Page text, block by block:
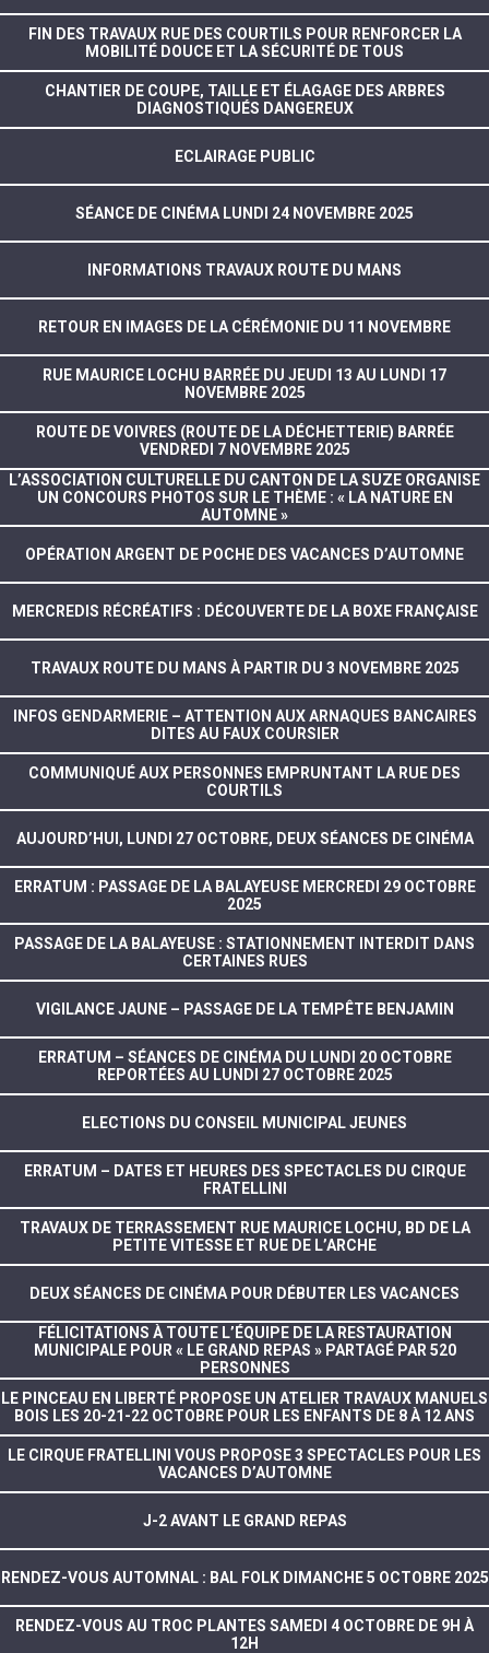
FIN DES TRAVAUX RUE DES COURTILS POUR RENFORCER LA
MOBILITÉ DOUCE ET LA SÉCURITÉ DE TOUS
CHANTIER DE COUPE, TAILLE ET ÉLAGAGE DES ARBRES
DIAGNOSTIQUÉS DANGEREUX
ECLAIRAGE PUBLIC
SÉANCE DE CINÉMA LUNDI 24 NOVEMBRE 2025
INFORMATIONS TRAVAUX ROUTE DU MANS
RETOUR EN IMAGES DE LA CÉRÉMONIE DU 11 NOVEMBRE
RUE MAURICE LOCHU BARRÉE DU JEUDI 13 AU LUNDI 17
NOVEMBRE 2025
ROUTE DE VOIVRES (ROUTE DE LA DÉCHETTERIE) BARRÉE
VENDREDI 7 NOVEMBRE 2025
L’ASSOCIATION CULTURELLE DU CANTON DE LA SUZE ORGANISE
UN CONCOURS PHOTOS SUR LE THÈME : « LA NATURE EN
AUTOMNE »
OPÉRATION ARGENT DE POCHE DES VACANCES D’AUTOMNE
MERCREDIS RÉCRÉATIFS : DÉCOUVERTE DE LA BOXE FRANÇAISE
TRAVAUX ROUTE DU MANS À PARTIR DU 3 NOVEMBRE 2025
INFOS GENDARMERIE – ATTENTION AUX ARNAQUES BANCAIRES
DITES AU FAUX COURSIER
COMMUNIQUÉ AUX PERSONNES EMPRUNTANT LA RUE DES
COURTILS
AUJOURD’HUI, LUNDI 27 OCTOBRE, DEUX SÉANCES DE CINÉMA
ERRATUM : PASSAGE DE LA BALAYEUSE MERCREDI 29 OCTOBRE
2025
PASSAGE DE LA BALAYEUSE : STATIONNEMENT INTERDIT DANS
CERTAINES RUES
VIGILANCE JAUNE – PASSAGE DE LA TEMPÊTE BENJAMIN
ERRATUM – SÉANCES DE CINÉMA DU LUNDI 20 OCTOBRE
REPORTÉES AU LUNDI 27 OCTOBRE 2025
ELECTIONS DU CONSEIL MUNICIPAL JEUNES
ERRATUM – DATES ET HEURES DES SPECTACLES DU CIRQUE
FRATELLINI
TRAVAUX DE TERRASSEMENT RUE MAURICE LOCHU, BD DE LA
PETITE VITESSE ET RUE DE L’ARCHE
DEUX SÉANCES DE CINÉMA POUR DÉBUTER LES VACANCES
FÉLICITATIONS À TOUTE L’ÉQUIPE DE LA RESTAURATION
MUNICIPALE POUR « LE GRAND REPAS » PARTAGÉ PAR 520
PERSONNES
LE PINCEAU EN LIBERTÉ PROPOSE UN ATELIER TRAVAUX MANUELS
BOIS LES 20-21-22 OCTOBRE POUR LES ENFANTS DE 8 À 12 ANS
LE CIRQUE FRATELLINI VOUS PROPOSE 3 SPECTACLES POUR LES
VACANCES D’AUTOMNE
J-2 AVANT LE GRAND REPAS
RENDEZ-VOUS AUTOMNAL : BAL FOLK DIMANCHE 5 OCTOBRE 2025
RENDEZ-VOUS AU TROC PLANTES SAMEDI 4 OCTOBRE DE 9H À
12H